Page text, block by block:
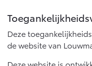
Vanaf € 23.750,-
Diensten
Deze
de website van